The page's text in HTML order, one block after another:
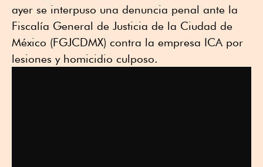
ayer se interpuso una denuncia penal ante la
Fiscalía General de Justicia de la Ciudad de
México (FGJCDMX) contra la empresa ICA por
lesiones y homicidio culposo.